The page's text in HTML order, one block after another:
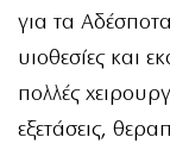
για τα
υιοθεσίες και
πολλές
εξετάσεις,